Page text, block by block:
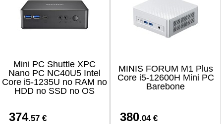
Mini PC Shuttle XPC
Nano PC NC40U5 Intel
Core i5-1235U no RAM no
HDD no SSD no OS
374.57 €
MINIS FORUM M1 Plus
Core i5-12600H Mini PC
Barebone
380.04 €